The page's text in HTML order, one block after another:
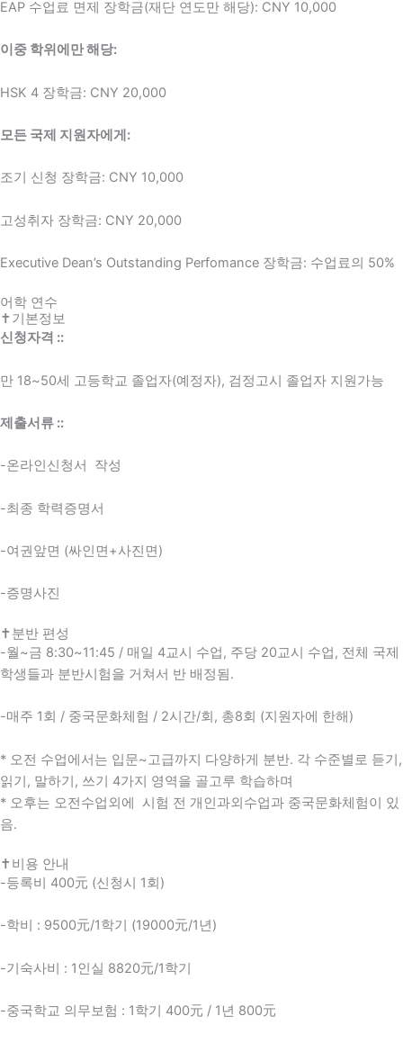
EAP 수업료 면제 장학금(재단 연도만 해당): CNY 10,000
이중 학위에만 해당:
HSK 4 장학금: CNY 20,000
모든 국제 지원자에게:
조기 신청 장학금: CNY 10,000
고성취자 장학금: CNY 20,000
Executive Dean’s Outstanding Perfomance 장학금: 수업료의 50%
어학 연수
✝기본정보
신청자격 ::
만 18~50세 고등학교 졸업자(예정자), 검정고시 졸업자 지원가능
제출서류 ::
-온라인신청서 작성
-최종 학력증명서
-여권앞면 (싸인면+사진면)
-증명사진
✝분반 편성
-월~금 8:30~11:45 / 매일 4교시 수업, 주당 20교시 수업, 전체 국제
학생들과 분반시험을 거쳐서 반 배정됨.
-매주 1회 / 중국문화체험 / 2시간/회, 총8회 (지원자에 한해)
* 오전 수업에서는 입문~고급까지 다양하게 분반. 각 수준별로 듣기,
읽기, 말하기, 쓰기 4가지 영역을 골고루 학습하며
* 오후는 오전수업외에 시험 전 개인과외수업과 중국문화체험이 있
음.
✝비용 안내
-등록비 400元 (신청시 1회)
-학비 : 9500元/1학기 (19000元/1년)
-기숙사비 : 1인실 8820元/1학기
-중국학교 의무보험 : 1학기 400元 / 1년 800元